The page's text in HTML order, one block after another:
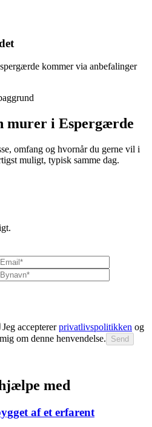
kommer via anbefalinger
murer i Espergærde
omfang og hvornår du gerne vil i
muligt, typisk samme dag.
Jeg accepterer privatlivspolitikken og
om denne henvendelse.
Send
med
af et erfarent